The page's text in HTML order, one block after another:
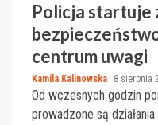
Policja startuje
centrum uwagi
Kamila Kalinowska 8 sierpnia
Od wczesnych godzin
prowadzone są